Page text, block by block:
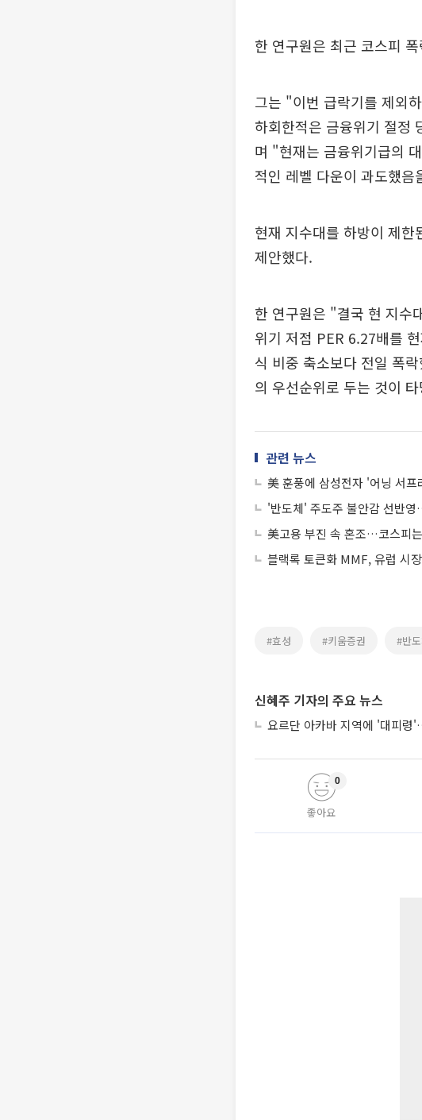
한 연구원은 최근 코스피
그는 "이번 급락기를 제외
하회한적은 금융위기 절정
며 "현재는 금융위기급의
적인 레벨 다운이 과도했
현재 지수대를 하방이 제
제안했다.
한 연구원은 "결국 현 지수
위기 저점 PER 6.27배를
식 비중 축소보다 전일 폭
의 우선순위로 두는 것이
관련 뉴스
美 훈풍에 삼성전자 '어닝 서
'반도체' 주도주 불안감 선반
美고용 부진 속 혼조…코스피
블랙록 토큰화 MMF, 유럽 시장
#효성 #키움증권 #반
신혜주 기자의 주요 뉴스
요르단 아카바 지역에 '대피령
좋아요
0